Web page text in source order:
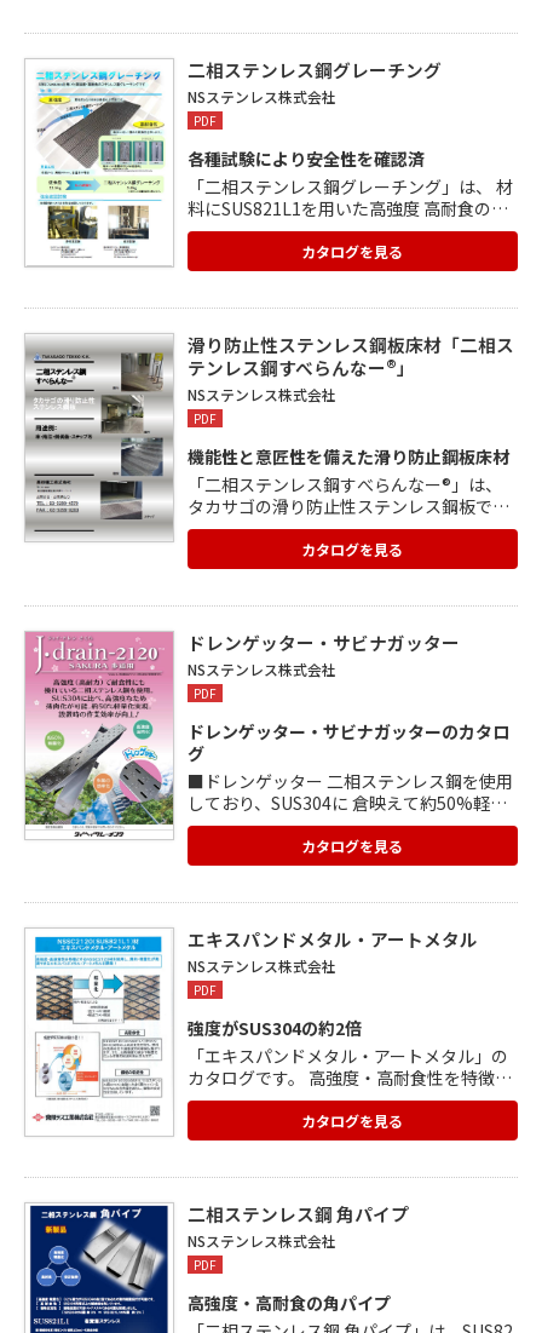
の大きいNi(ニッケル)量を削減しました。
二相ステンレス鋼グレーチング
NSステンレス株式会社
PDF
各種試験により安全性を確認済
「二相ステンレス鋼グレーチング」は、 材
料にSUS821L1を用いた高強度 高耐食のス
テンレス製グレーチングです。 <製品の特
徴> ■高強度:高強度となり材料の軽量化が
可能です。 ■高耐食性:塩水に対して優れた
を約22%軽量化し、 二相ステンレス鋼グレ
ーチングでは9.0kgとなります。
カタログを見る
滑り防止性ステンレス鋼板床材「二相ス
テンレス鋼すべらんなー®」
NSステンレス株式会社
PDF
機能性と意匠性を備えた滑り防止鋼板床材
「二相ステンレス鋼すべらんなー®」は、
タカサゴの滑り防止性ステンレス鋼板で
す。 床・階段・側溝蓋・ステップ等に最適
るため、 明るく清潔な環境づくりに貢献し
高耐食性のためライフ サイクルコストの削
減も図れます。 二相ステンレス鋼に、機能
性と意匠性を融合した製品です。
カタログを見る
ドレンゲッター・サビナガッター
NSステンレス株式会社
PDF
ドレンゲッター・サビナガッターのカタロ
グ
■ドレンゲッター 二相ステンレス鋼を使用
しており、SUS304に 倉映えて約50%軽量
化が実現しました。 一般建築関連の内部や
外周り、 食品工場などに最適な製品です。
<特徴> ①高強度・軽量化 ②価格安定・エ
に優れた鋼製排水溝です。 <特徴> ①耐食性
に優れたステンレス鋼を採用 ②重量が30%
以上削減 ③表面処理工程が不要 ④メンテナ
ンス費用が軽減 ⑤鋼材のリサイクル率80%
以上
カタログを見る
エキスパンドメタル・アートメタル
NSステンレス株式会社
PDF
強度がSUS304の約2倍
「エキスパンドメタル・アートメタル」の
カタログです。 高強度・高耐食性を特徴と
するNSSC2120材を 使用し、薄肉・軽量化
が実現できる エキスパンドメタル・アート
メタルを開発します。 <製品の特徴> ■高耐
よる 作業の軽減も見込まれます。 ■価格
の安定性 NiやMoの含有量を減らし、
価格の安定性を目指しています。
カタログを見る
二相ステンレス鋼 角パイプ
NSステンレス株式会社
PDF
高強度・高耐食の角パイプ